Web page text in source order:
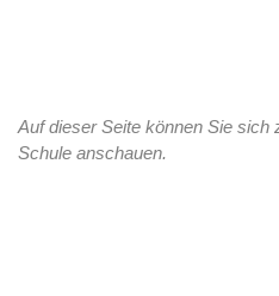
Auf dieser Seite können Sie sich
Schule anschauen.